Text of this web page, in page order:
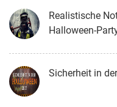
Realistische
Halloween-
Sicherheit in